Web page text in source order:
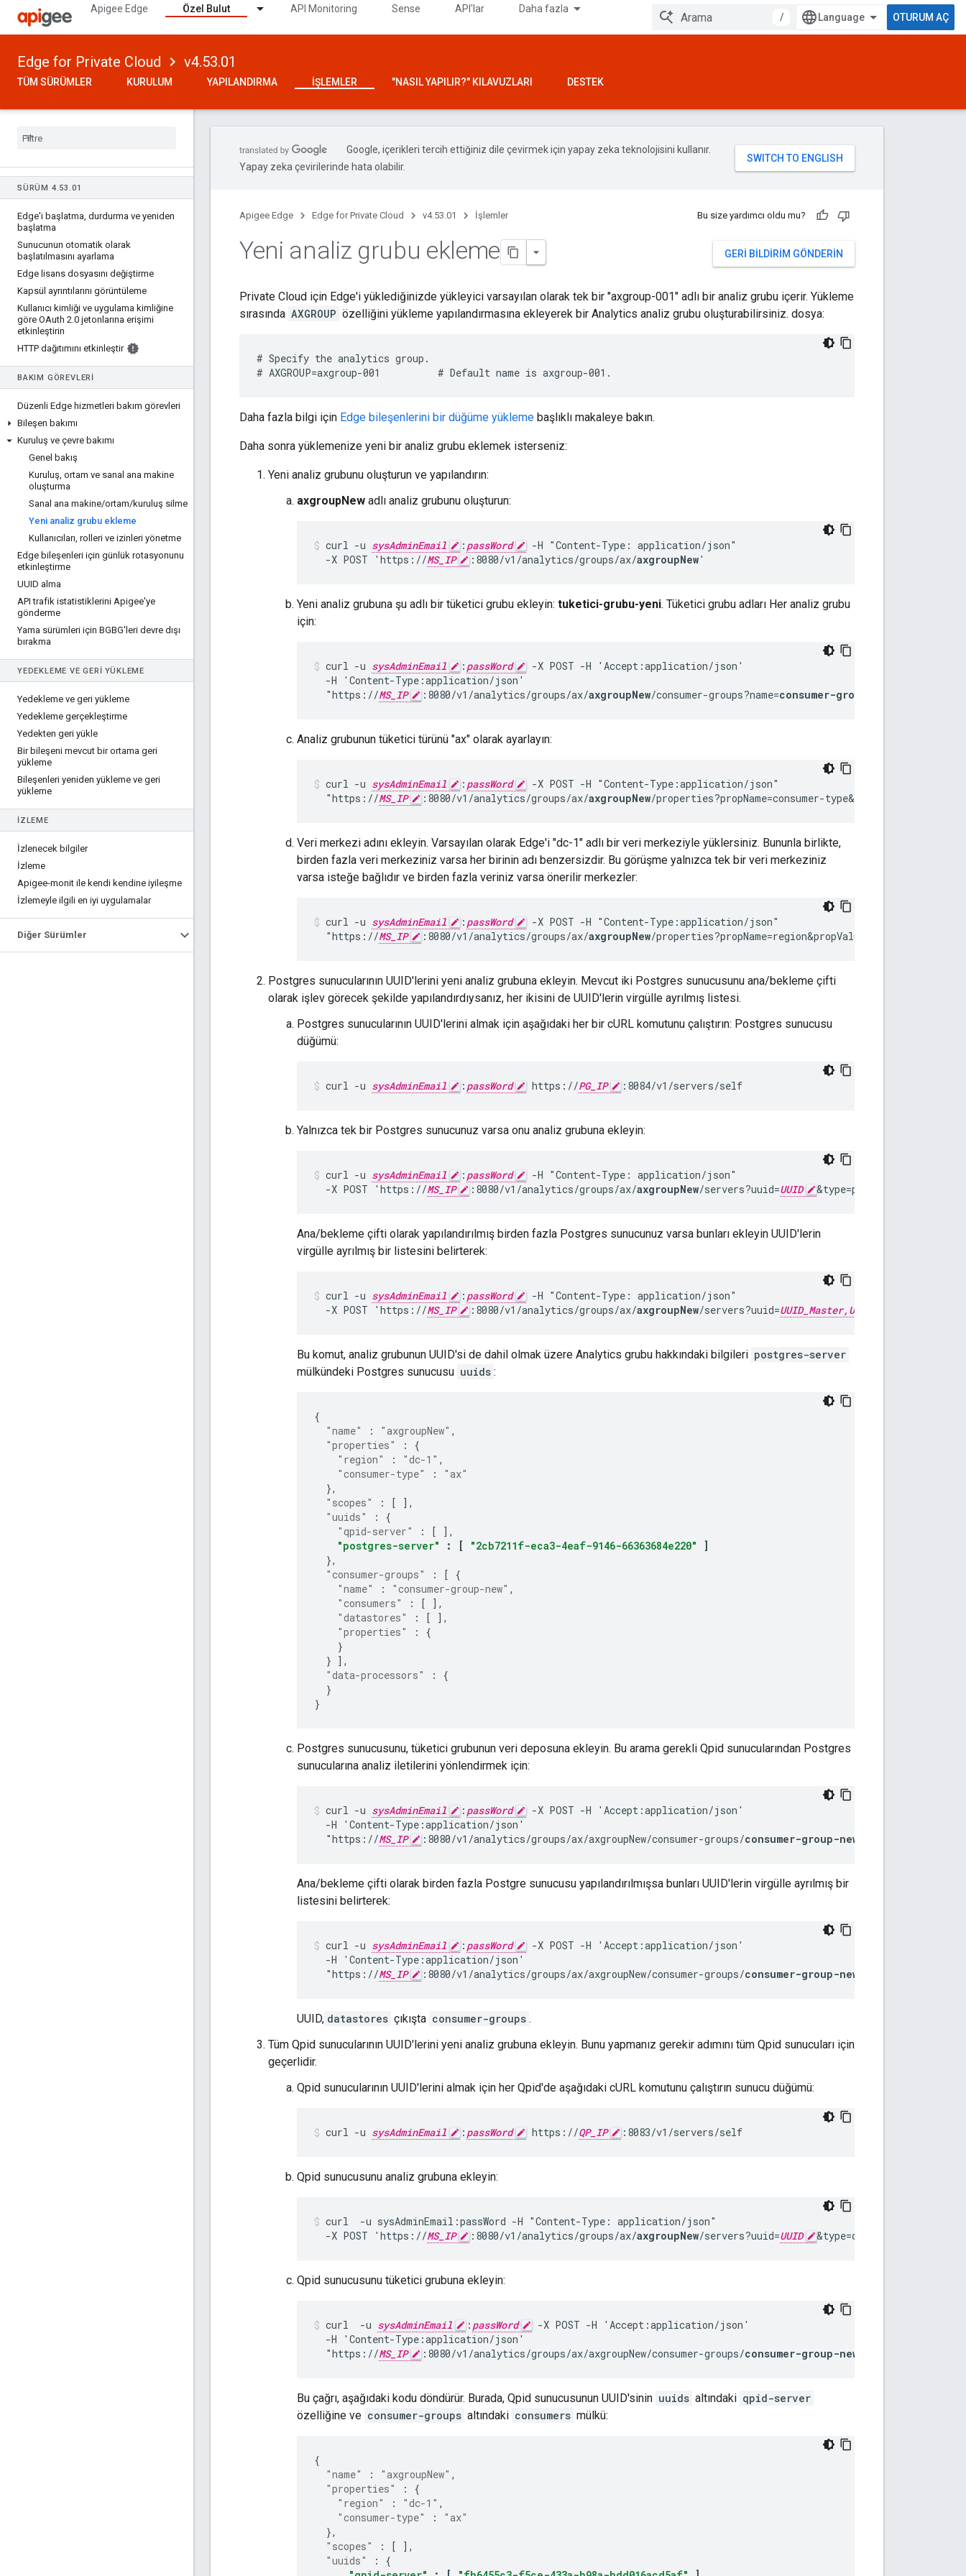
Apigee Edge Özel Bulut API Monitoring Sense API'lar Daha fazla
/ OTURUM AÇ
Edge for Private Cloud v4.53.01
TÜM SÜRÜMLER KURULUM YAPILANDIRMA İŞLEMLER "NASIL YAPILIR?" KILAVUZLARI DESTEK
SÜRÜM 4.53 .01
Edge'i başlatma, durdurma ve yeniden
başlatma
Sunucunun otomatik olarak
başlatılmasını ayarlama
Edge lisans dosyasını değiştirme
Kapsül ayrıntılarını görüntüleme
Kullanıcı kimliği ve uygulama kimliğine
göre OAuth 2.0 jetonlarına erişimi
etkinleştirin
HTTP dağıtımını etkinleştir
BAKIM GÖREVLERI
Düzenli Edge hizmetleri bakım görevleri
Bileşen bakımı
Kuruluş ve çevre bakımı
Genel bakış
Kuruluş, ortam ve sanal ana makine
oluşturma
Sanal ana makine/ortam/kuruluş silme
Yeni analiz grubu ekleme
Kullanıcıları, rolleri ve izinleri yönetme
Edge bileşenleri için günlük rotasyonunu
etkinleştirme
UUID alma
API trafik istatistiklerini Apigee'ye
gönderme
Yama sürümleri için BGBG'leri devre dışı
bırakma
YEDEKLEME VE GERI YÜKLEME
Yedekleme ve geri yükleme
Yedekleme gerçekleştirme
Yedekten geri yükle
Bir bileşeni mevcut bir ortama geri
yükleme
Bileşenleri yeniden yükleme ve geri
yükleme
İZLEME
İzlenecek bilgiler
İzleme
Apigee-monit ile kendi kendine iyileşme
İzlemeyle ilgili en iyi uygulamalar
Diğer Sürümler
Google, içerikleri tercih ettiğiniz dile çevirmek için yapay zeka teknolojisini kullanır.
Yapay zeka çevirilerinde hata olabilir.
Apigee Edge Edge for Private Cloud v4.53.01 İşlemler Bu size yardımcı oldu mu?
GERI BILDIRIM GÖNDERIN
Yeni analiz grubu ekleme
Private Cloud için Edge'i yüklediğinizde yükleyici varsayılan olarak tek bir "axgroup-001" adlı bir analiz grubu içerir. Yükleme
sırasında AXGROUP özelliğini yükleme yapılandırmasına ekleyerek bir Analytics analiz grubu oluşturabilirsiniz. dosya:
# Specify the analytics group.
# AXGROUP=axgroup-001          # Default name is axgroup-001.
Daha fazla bilgi için Edge bileşenlerini bir düğüme yükleme başlıklı makaleye bakın.
Daha sonra yüklemenize yeni bir analiz grubu eklemek isterseniz:
Yeni analiz grubunu oluşturun ve yapılandırın:
axgroupNew adlı analiz grubunu oluşturun:
curl -u sysAdminEmail : passWord
-H "Content-Type: application/json"
  -X POST 'https://
MS_IP :8080/v1/analytics/groups/ax/axgroupNew'
Yeni analiz grubuna şu adlı bir tüketici grubu ekleyin: tuketici-grubu-yeni. Tüketici grubu adları Her analiz grubu
için:
curl -u sysAdminEmail : passWord
-X POST -H 'Accept:application/json'
  -H 'Content-Type:application/json'
  "https://
MS_IP :8080/v1/analytics/groups/ax/axgroupNew/consumer-groups?name=consumer-group-new
Analiz grubunun tüketici türünü "ax" olarak ayarlayın:
curl -u sysAdminEmail : passWord
-X POST -H "Content-Type:application/json"
  "https://
MS_IP :8080/v1/analytics/groups/ax/axgroupNew/properties?propName=consumer-type&propValue=
Veri merkezi adını ekleyin. Varsayılan olarak Edge'i "dc-1" adlı bir veri merkeziyle yüklersiniz. Bununla birlikte,
birden fazla veri merkeziniz varsa her birinin adı benzersizdir. Bu görüşme yalnızca tek bir veri merkeziniz
varsa isteğe bağlıdır ve birden fazla veriniz varsa önerilir merkezler:
curl -u sysAdminEmail : passWord
-X POST -H "Content-Type:application/json"
  "https://
MS_IP :8080/v1/analytics/groups/ax/axgroupNew/properties?propName=region&propValue=
Postgres sunucularının UUID'lerini yeni analiz grubuna ekleyin. Mevcut iki Postgres sunucusunu ana/bekleme çifti
olarak işlev görecek şekilde yapılandırdıysanız, her ikisini de UUID'lerin virgülle ayrılmış listesi.
Postgres sunucularının UUID'lerini almak için aşağıdaki her bir cURL komutunu çalıştırın: Postgres sunucusu
düğümü:
curl -u sysAdminEmail : passWord https://PG_IP :8084/v1/servers/self
Yalnızca tek bir Postgres sunucunuz varsa onu analiz grubuna ekleyin:
curl -u sysAdminEmail : passWord
-H "Content-Type: application/json"
  -X POST 'https://
MS_IP :8080/v1/analytics/groups/ax/axgroupNew/servers?uuid=UUID &type=postgres-
Ana/bekleme çifti olarak yapılandırılmış birden fazla Postgres sunucunuz varsa bunları ekleyin UUID'lerin
virgülle ayrılmış bir listesini belirterek:
curl -u sysAdminEmail : passWord
-H "Content-Type: application/json"
  -X POST 'https://
MS_IP :8080/v1/analytics/groups/ax/axgroupNew/servers?uuid=UUID_Master,UUID_standby
Bu komut, analiz grubunun UUID'si de dahil olmak üzere Analytics grubu hakkındaki bilgileri postgres-server
mülkündeki Postgres sunucusu uuids :
{
"name"
: "axgroupNew" ,
"properties"
:
{
"region"
: "dc-1" ,
"consumer-type"
:
"ax"
},
"scopes"
: [
],
"uuids"
:
{
"qpid-server"
: [
],
"postgres-server"
: [ "2cb7211f-eca3-4eaf-9146-66363684e220"
]
},
"consumer-groups"
: [ {
"name"
: "consumer-group-new" ,
"consumers"
: [
],
"datastores"
: [
],
"properties"
:
{
}
} ],
"data-processors"
:
{
}
}
Postgres sunucusunu, tüketici grubunun veri deposuna ekleyin. Bu arama gerekli Qpid sunucularından Postgres
sunucularına analiz iletilerini yönlendirmek için:
curl -u sysAdminEmail : passWord
-X POST -H 'Accept:application/json'
  -H 'Content-Type:application/json'
  "https://
MS_IP :8080/v1/analytics/groups/ax/axgroupNew/consumer-groups/consumer-group-new
Ana/bekleme çifti olarak birden fazla Postgre sunucusu yapılandırılmışsa bunları UUID'lerin virgülle ayrılmış bir
listesini belirterek:
curl -u sysAdminEmail : passWord
-X POST -H 'Accept:application/json'
  -H 'Content-Type:application/json'
  "https://
MS_IP :8080/v1/analytics/groups/ax/axgroupNew/consumer-groups/consumer-group-new
UUID, datastores çıkışta consumer-groups .
Tüm Qpid sunucularının UUID'lerini yeni analiz grubuna ekleyin. Bunu yapmanız gerekir adımını tüm Qpid sunucuları için
geçerlidir.
Qpid sunucularının UUID'lerini almak için her Qpid'de aşağıdaki cURL komutunu çalıştırın sunucu düğümü:
curl -u sysAdminEmail : passWord https://QP_IP :8083/v1/servers/self
Qpid sunucusunu analiz grubuna ekleyin:
curl  -u sysAdminEmail:passWord -H "Content-Type: application/json"
  -X POST 'https://
MS_IP :8080/v1/analytics/groups/ax/axgroupNew/servers?uuid=UUID &type=qpid-server'
Qpid sunucusunu tüketici grubuna ekleyin:
curl  -u sysAdminEmail : passWord
-X POST -H 'Accept:application/json'
  -H 'Content-Type:application/json'
  "https://
MS_IP :8080/v1/analytics/groups/ax/axgroupNew/consumer-groups/consumer-group-new
Bu çağrı, aşağıdaki kodu döndürür. Burada, Qpid sunucusunun UUID'sinin uuids altındaki qpid-server
özelliğine ve consumer-groups altındaki consumers mülkü:
{
"name"
: "axgroupNew" ,
"properties"
:
{
"region"
: "dc-1" ,
"consumer-type"
:
"ax"
},
"scopes"
: [
],
"uuids"
:
{